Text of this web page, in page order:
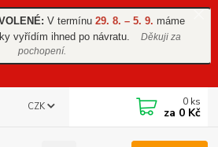
V termínu 29. 8. – 5. 9. máme
vyřídím ihned po návratu.
Děkuji za
pochopení.
CZK 0 ks
za 0 Kč